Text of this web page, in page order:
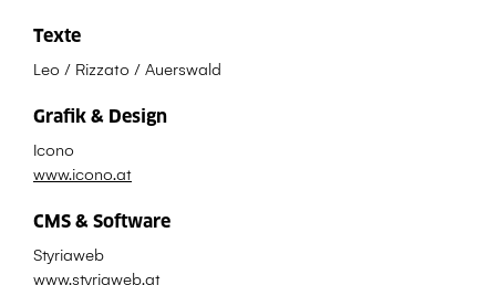
Texte
Leo / Rizzato / Auerswald
Grafik & Design
Icono
www.icono.at
CMS & Software
Styriaweb
www.styriaweb.at